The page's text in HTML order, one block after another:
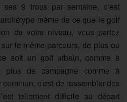
9 trous par semaine, c’est
même de ce que le golf
de votre niveau, vous partez
le même parcours, de plus ou
soit un golf urbain, comme à
plus de campagne comme à
c’est de rassembler des
tellement difficile au départ